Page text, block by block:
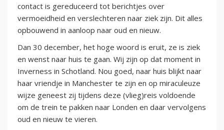
contact is gereduceerd tot berichtjes over
vermoeidheid en verslechteren naar ziek zijn. Dit alles
opbouwend in aanloop naar oud en nieuw.
Dan 30 december, het hoge woord is eruit, ze is ziek
en wenst naar huis te gaan. Wij zijn op dat moment in
Inverness in Schotland. Nou goed, naar huis blijkt naar
haar vriendje in Manchester te zijn en op miraculeuze
wijze geneest zij tijdens deze (vlieg)reis voldoende
om de trein te pakken naar Londen en daar vervolgens
oud en nieuw te vieren.